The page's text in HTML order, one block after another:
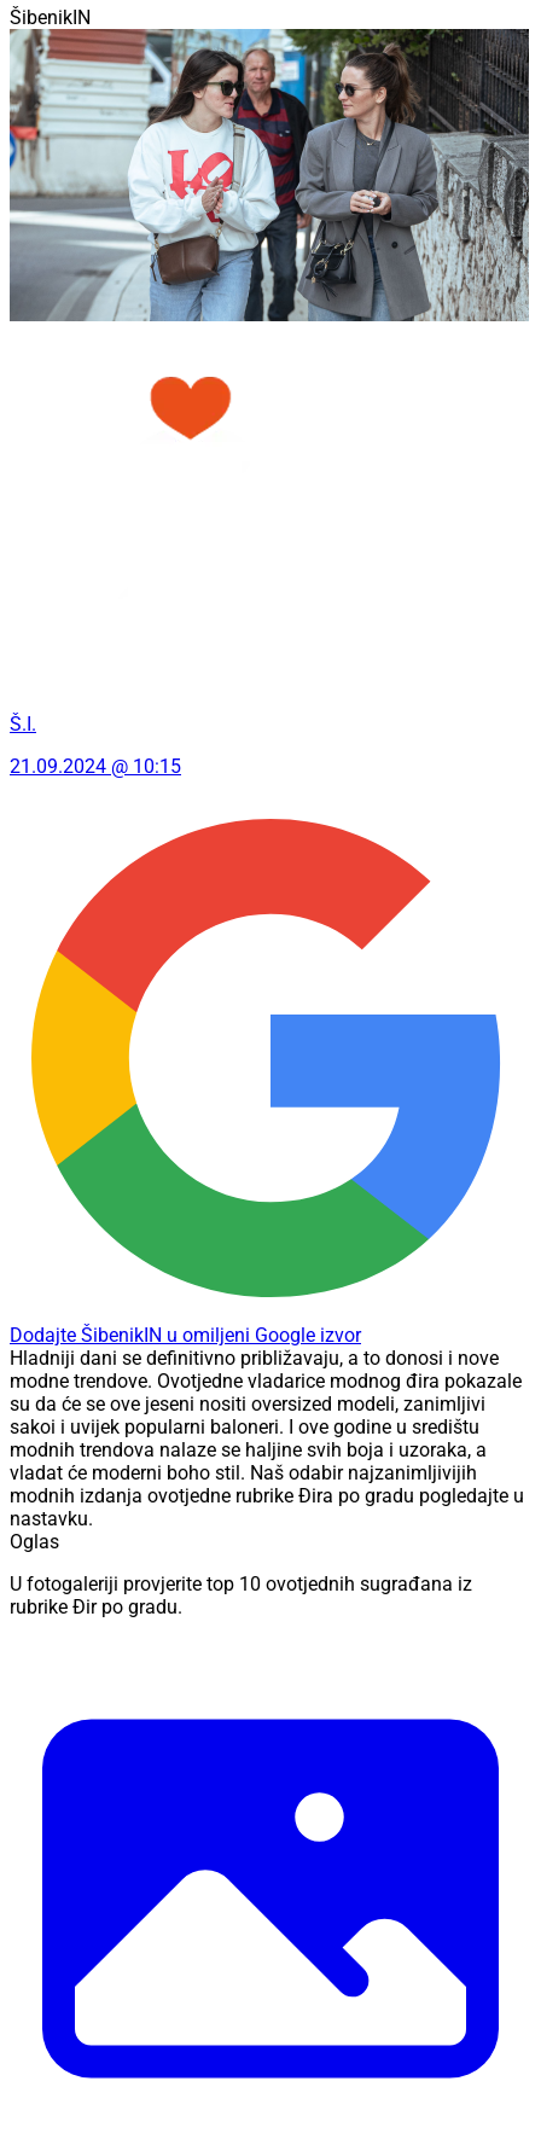
ŠibenikIN
Š.I.
21.09.2024 @ 10:15
Dodajte ŠibenikIN u omiljeni Google izvor
Hladniji dani se definitivno približavaju, a to donosi i nove
modne trendove. Ovotjedne vladarice modnog đira pokazale
su da će se ove jeseni nositi oversized modeli, zanimljivi
sakoi i uvijek popularni baloneri. I ove godine u središtu
modnih trendova nalaze se haljine svih boja i uzoraka, a
vladat će moderni boho stil. Naš odabir najzanimljivijih
modnih izdanja ovotjedne rubrike Đira po gradu pogledajte u
nastavku.
Oglas
U fotogaleriji provjerite top 10 ovotjednih sugrađana iz
rubrike Đir po gradu.